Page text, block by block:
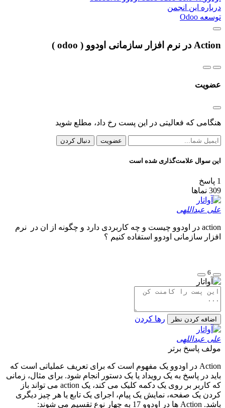
درباره این انجمن
توسعه Odoo
Action در نرم افزار سازمانی اودوو ( odoo )
عضویت
هنگامی که فعالیتی در این پست رخ داد، مطلع شوید
عضویت دنبال کردن
این سوال علامت‌گذاری شده است
1 پاسخ
309 نماها
علی عبداللهی
action در اودوو چیست و چه کاربردی دارد و چگونه از ان در نرم
افزار سازمانی اودوو استفاده کنیم ؟
6
اضافه کردن نظر رها کردن
علی عبداللهی
مولف پاسخ برتر
Action در اودوو یک مفهوم است که برای تعریف عملیاتی است که
باید در پاسخ به یک رویداد یا یک دستور انجام شود. برای مثال، زمانی
که کاربر بر روی یک دکمه کلیک می کند، یک action می تواند باز
کردن یک صفحه، نمایش یک پیام، اجرای یک تابع یا هر چیز دیگری
باشد. Action ها در اودوو 17 به چهار نوع تقسیم می شوند: